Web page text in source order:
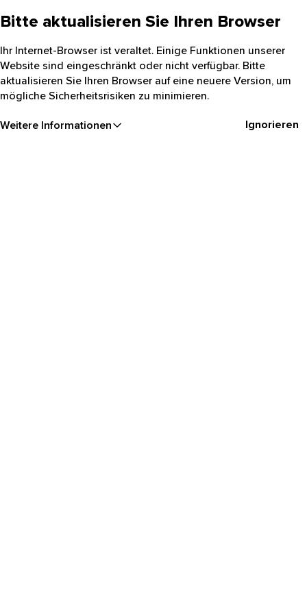
Bitte aktualisieren Sie Ihren Browser
Ihr Internet-Browser ist veraltet. Einige Funktionen unserer
Website sind eingeschränkt oder nicht verfügbar. Bitte
aktualisieren Sie Ihren Browser auf eine neuere Version, um
mögliche Sicherheitsrisiken zu minimieren.
Weitere Informationen Ignorieren